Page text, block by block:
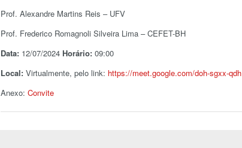
Prof. Alexandre Martins Reis – UFV
Prof. Frederico Romagnoli Silveira Lima – CEFET-BH
Data: 12/07/2024 Horário: 09:00
Local: Virtualmente, pelo link: https://meet.google.com/doh-sgxx-qdh
Anexo: Convite